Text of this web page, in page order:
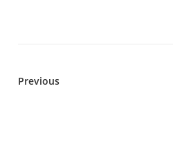
Previous